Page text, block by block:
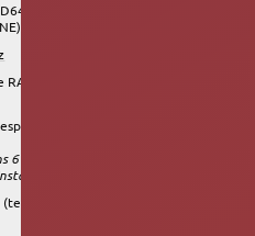
ou Intel64), ARM, POWER8 et
6 Go
qu'une